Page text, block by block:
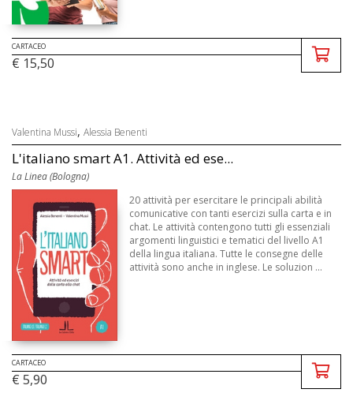
CARTACEO
€ 15,50
Valentina Mussi, Alessia Benenti
L'italiano smart A1. Attività ed ese...
La Linea (Bologna)
20 attività per esercitare le principali abilità
comunicative con tanti esercizi sulla carta e in
chat. Le attività contengono tutti gli essenziali
argomenti linguistici e tematici del livello A1
della lingua italiana. Tutte le consegne delle
attività sono anche in inglese. Le soluzion ...
CARTACEO
€ 5,90